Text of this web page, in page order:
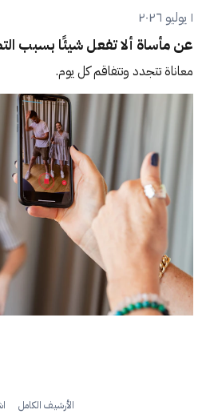
١ يوليو ٢٠٢٦
عن مأساة ألا تفعل شيئًا بسبب
معاناة تتجدد وتتفاقم كل يوم.
الأرشيف الكامل